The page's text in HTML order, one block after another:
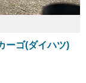
ーゴ(ダイハツ)